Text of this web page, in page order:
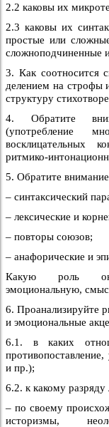
2.2 каковы их
2.3 каковы их
простые или
сложноподчиненные
3. Как соотносится
делением на строфы
структуру
4. Обратите
(употребление
восклицательных
ритмико-
5. Обратите
– синтаксический
– лексические и
– повторы союзов;
– анафорические и
Какую роль они
эмоциональную,
6. Проанализируйте
и эмоциональные
6.1. в каких
и пр.);
6.2. к какому
– по своему
историзмы,